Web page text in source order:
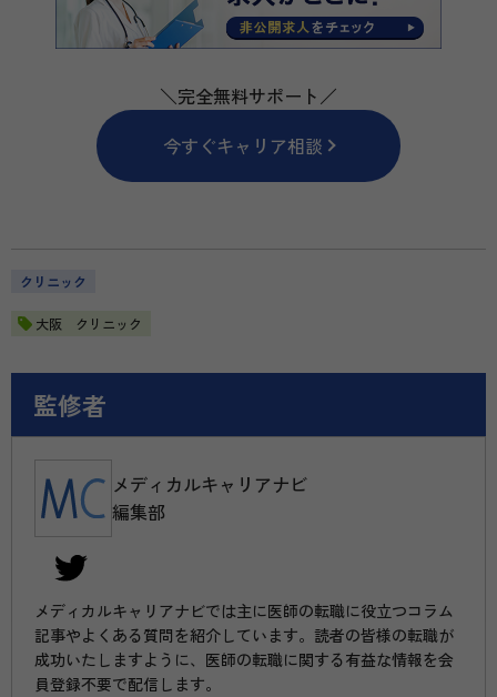
＼完全無料サポート／
今すぐキャリア相談
クリニック
大阪 クリニック
監修者
メディカルキャリアナビ
編集部
メディカルキャリアナビでは主に医師の転職に役立つコラム
記事やよくある質問を紹介しています。読者の皆様の転職が
成功いたしますように、医師の転職に関する有益な情報を会
員登録不要で配信します。